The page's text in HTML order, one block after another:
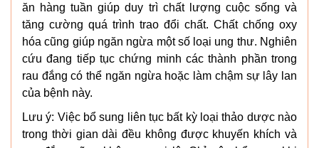
ăn hàng tuần giúp duy trì chất lượng cuộc sống và
tăng cường quá trình trao đổi chất. Chất chống oxy
hóa cũng giúp ngăn ngừa một số loại ung thư. Nghiên
cứu đang tiếp tục chứng minh các thành phần trong
rau đắng có thể ngăn ngừa hoặc làm chậm sự lây lan
của bệnh này.
Lưu ý: Việc bổ sung liên tục bất kỳ loại thảo dược nào
trong thời gian dài đều không được khuyến khích và